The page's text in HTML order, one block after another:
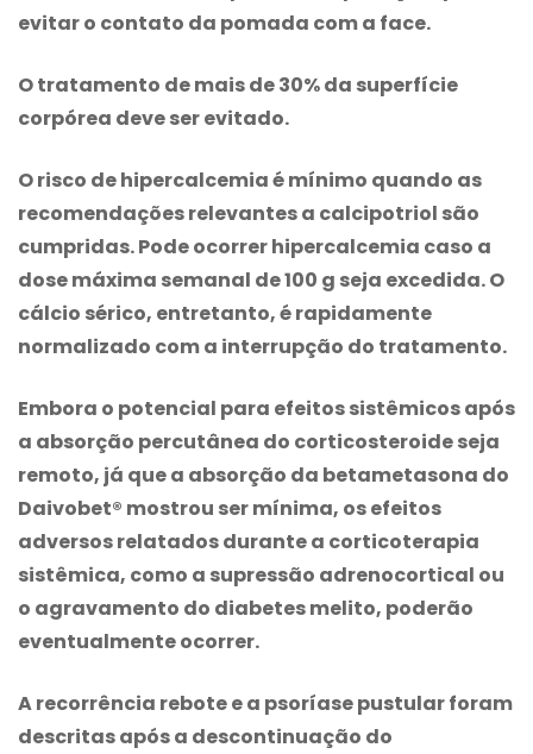
evitar o contato da pomada com a face.
O tratamento de mais de 30% da superfície
corpórea deve ser evitado.
O risco de hipercalcemia é mínimo quando as
recomendações relevantes a calcipotriol são
cumpridas. Pode ocorrer hipercalcemia caso a
dose máxima semanal de 100 g seja excedida. O
cálcio sérico, entretanto, é rapidamente
normalizado com a interrupção do tratamento.
Embora o potencial para efeitos sistêmicos após
a absorção percutânea do corticosteroide seja
remoto, já que a absorção da betametasona do
Daivobet® mostrou ser mínima, os efeitos
adversos relatados durante a corticoterapia
sistêmica, como a supressão adrenocortical ou
o agravamento do diabetes melito, poderão
eventualmente ocorrer.
A recorrência rebote e a psoríase pustular foram
descritas após a descontinuação do